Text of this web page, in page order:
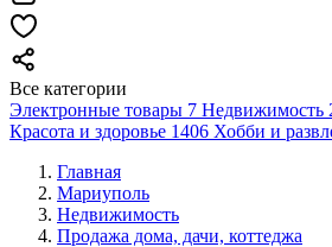
Все категории
Электронные товары 7 Недвижимость
Красота и здоровье 1406 Хобби и
Главная
Мариуполь
Недвижимость
Продажа дома, дачи, коттеджа